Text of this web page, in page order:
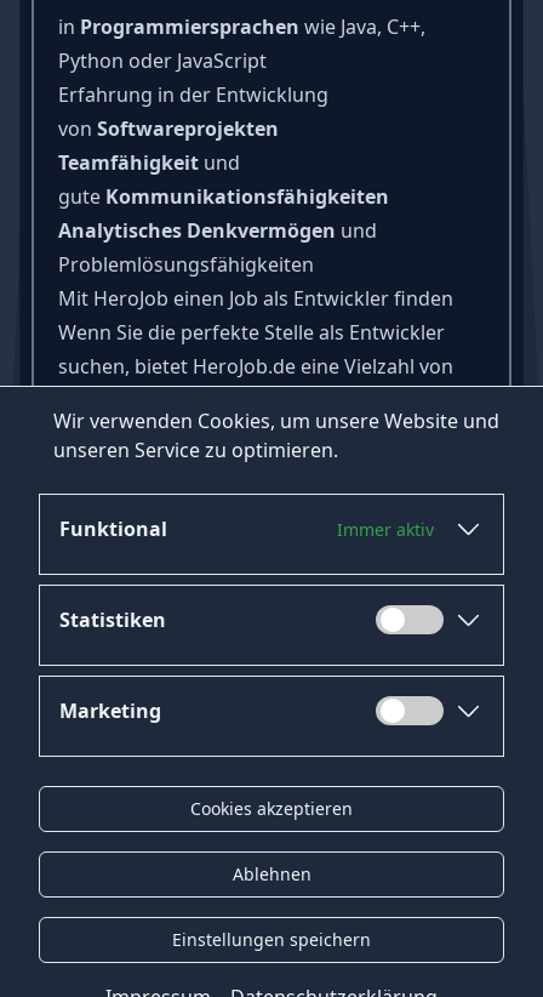
Wir verwenden Cookies, um unsere Website und
unseren Service zu optimieren.
Funktional Immer aktiv
Statistiken
Marketing
Cookies akzeptieren
Ablehnen
Einstellungen speichern
in Programmiersprachen wie Java, C++,
Python oder JavaScript
Erfahrung in der Entwicklung
von Softwareprojekten
Teamfähigkeitund
gute Kommunikationsfähigkeiten
Analytisches Denkvermögen und
Problemlösungsfähigkeiten
Mit HeroJob einen Job als Entwickler finden
Wenn Sie die perfekte Stelle als Entwickler
suchen, bietet HeroJob.de eine Vielzahl von
verschiedenen Branchen und Bereichen.
Nutzen Sie unsere umfangreiche Jobsuche!
Datenschutz
Impressum
Kontakt
Gender-Hinweis
© 2026 Onyx Consulting GmbH